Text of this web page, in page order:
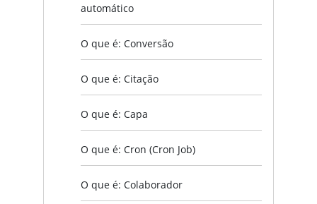
automático
O que é: Conversão
O que é: Citação
O que é: Capa
O que é: Cron (Cron Job)
O que é: Colaborador